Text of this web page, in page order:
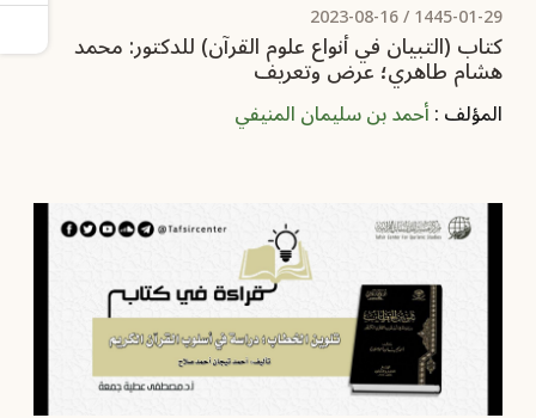
1445-01-29 /
2023-08-16
كتاب (التبيان في أنواع علوم القرآن) للدكتور: محمد
هشام طاهري؛ عرض وتعريف
المؤلف :أحمد بن سليمان المنيفي